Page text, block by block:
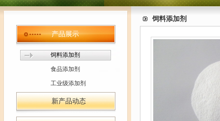
产品展示
饲料添加剂
食品添加剂
工业级添加剂
新产品动态
饲料添加剂